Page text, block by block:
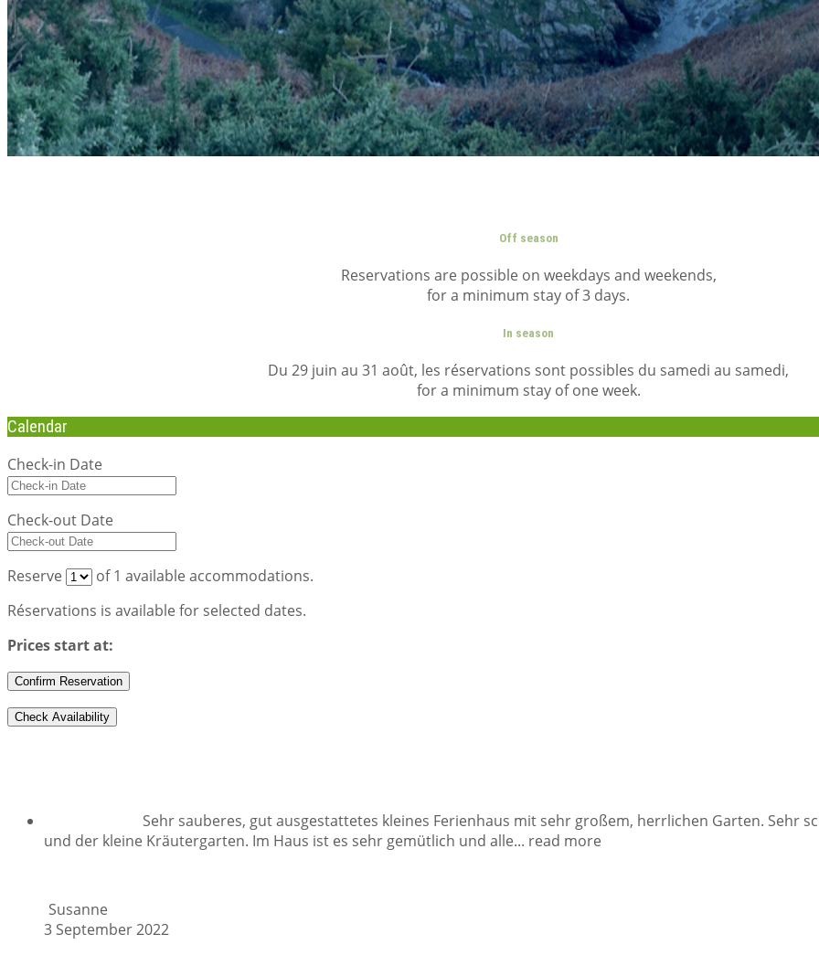
Off season
Reservations are possible on weekdays and weekends,
for a minimum stay of 3 days.
In season
Du 29 juin au 31 août, les réservations sont possibles du samedi au samedi,
for a minimum stay of one week.
Calendar
Check-in Date
Check-out Date
Reserve of1 available accommodations.
Réservations is available for selected dates.
Prices start at:
Sehr sauberes, gut ausgestattetes kleines Ferienhaus mit sehr großem, herrlichen Garten. Sehr
und der kleine Kräutergarten. Im Haus ist es sehr gemütlich und alle... read more
Susanne
3 September 2022